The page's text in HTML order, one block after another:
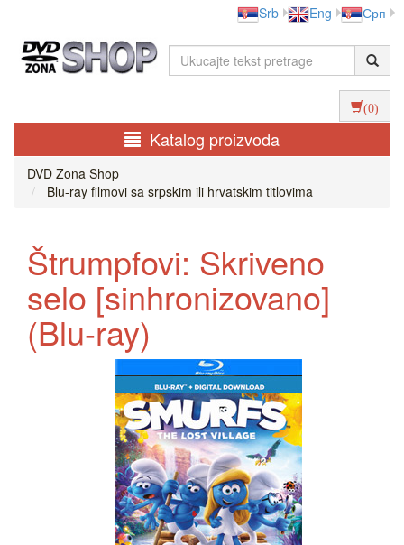
Srb Eng Срп
(0)
Katalog proizvoda
DVD Zona Shop
Blu-ray filmovi sa srpskim ili hrvatskim titlovima
Štrumpfovi: Skriveno
selo [sinhronizovano]
(Blu-ray)